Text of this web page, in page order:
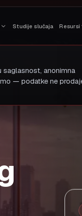
Studije slučaja Resursi
saglasnost, anonimna
— podatke ne